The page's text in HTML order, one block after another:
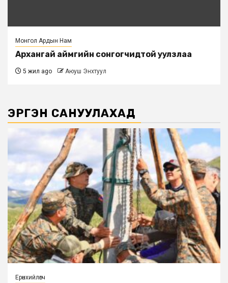
Монгол Ардын Нам
Архангай аймгийн сонгогчидтой уулзлаа
5 жил ago Аюуш Энхтуул
ЭРГЭН САНУУЛАХАД
Ерөнхийлөгч